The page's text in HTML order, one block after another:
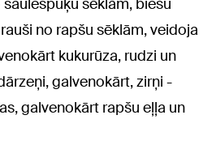
sēklām, biešu
no rapšu sēklām, veidoja
kukurūza, rudzi un
galvenokārt, zirņi -
galvenokārt rapšu eļļa un